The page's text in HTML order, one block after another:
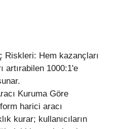
Riskleri: Hem kazançları
artırabilen 1000:1'e
Kuruma Göre
harici aracı
kurar; kullanıcıların